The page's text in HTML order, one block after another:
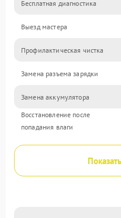
Бесплатная диагностика
Выезд мастера
Профилактическая чистка
Замена разъема зарядки
Замена аккумулятора
Восстановление после
попадания влаги